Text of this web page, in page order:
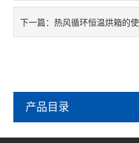
下一篇：热风循环恒温烘箱的
产品目录